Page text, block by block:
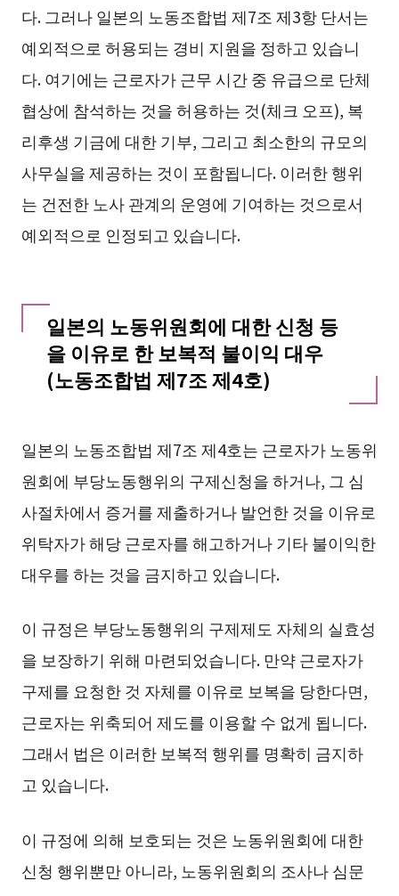
다. 그러나 일본의 노동조합법 제7조 제3항 단서는
예외적으로 허용되는 경비 지원을 정하고 있습니
다. 여기에는 근로자가 근무 시간 중 유급으로 단체
협상에 참석하는 것을 허용하는 것(체크 오프), 복
리후생 기금에 대한 기부, 그리고 최소한의 규모의
사무실을 제공하는 것이 포함됩니다. 이러한 행위
는 건전한 노사 관계의 운영에 기여하는 것으로서
예외적으로 인정되고 있습니다.
일본의 노동위원회에 대한 신청 등
을 이유로 한 보복적 불이익 대우
(노동조합법 제7조 제4호)
일본의 노동조합법 제7조 제4호는 근로자가 노동위
원회에 부당노동행위의 구제신청을 하거나, 그 심
사절차에서 증거를 제출하거나 발언한 것을 이유로
위탁자가 해당 근로자를 해고하거나 기타 불이익한
대우를 하는 것을 금지하고 있습니다.
이 규정은 부당노동행위의 구제제도 자체의 실효성
을 보장하기 위해 마련되었습니다. 만약 근로자가
구제를 요청한 것 자체를 이유로 보복을 당한다면,
근로자는 위축되어 제도를 이용할 수 없게 됩니다.
그래서 법은 이러한 보복적 행위를 명확히 금지하
고 있습니다.
이 규정에 의해 보호되는 것은 노동위원회에 대한
신청 행위뿐만 아니라, 노동위원회의 조사나 심문